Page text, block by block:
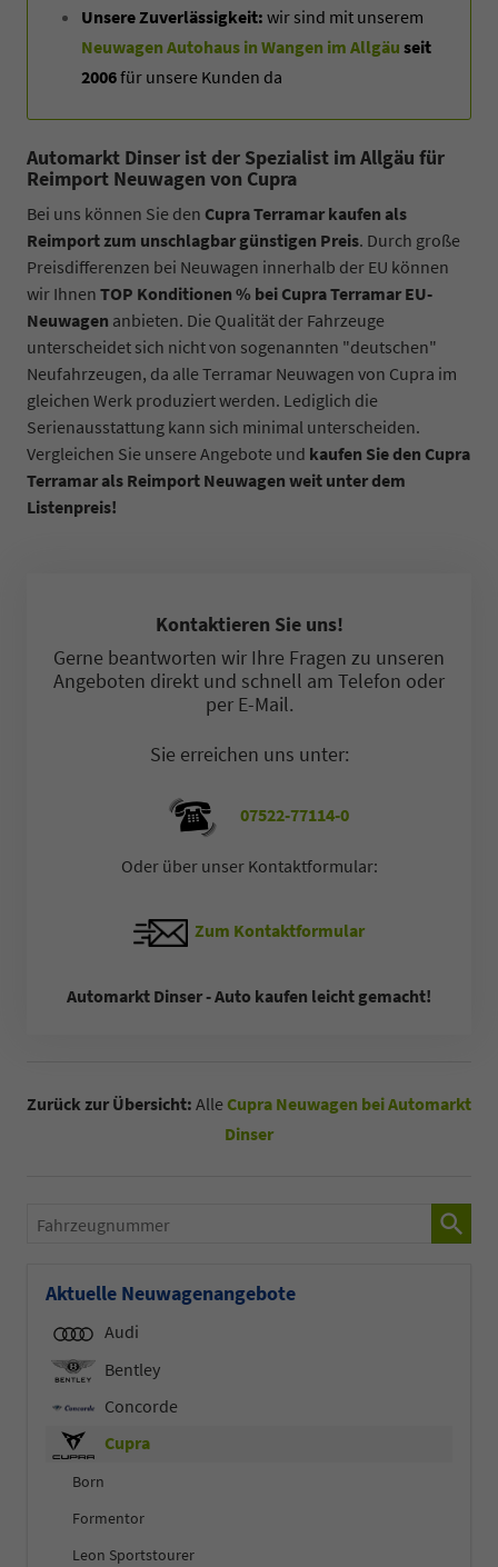
Unsere Zuverlässigkeit: wir sind mit unserem
Neuwagen Autohaus in Wangen im Allgäu seit
2006für unsere Kunden da
Automarkt Dinser ist der Spezialist im Allgäu für
Reimport Neuwagen von Cupra
Bei uns können Sie den Cupra Terramar kaufen als
Reimport zum unschlagbar günstigen Preis. Durch große
Preisdifferenzen bei Neuwagen innerhalb der EU können
wir Ihnen TOP Konditionen % bei Cupra Terramar EU-
Neuwagen anbieten. Die Qualität der Fahrzeuge
unterscheidet sich nicht von sogenannten "deutschen"
Neufahrzeugen, da alle Terramar Neuwagen von Cupra im
gleichen Werk produziert werden. Lediglich die
Serienausstattung kann sich minimal unterscheiden.
Vergleichen Sie unsere Angebote und kaufen Sie den Cupra
Terramar als Reimport Neuwagen weit unter dem
Listenpreis!
Kontaktieren Sie uns!
Gerne beantworten wir Ihre Fragen zu unseren
Angeboten direkt und schnell am Telefon oder
per E-Mail.
Sie erreichen uns unter:
07522-77114-0
Oder über unser Kontaktformular:
Zum Kontaktformular
Automarkt Dinser - Auto kaufen leicht gemacht!
Zurück zur Übersicht: AlleCupra Neuwagen bei Automarkt
Dinser
Fahrzeugnummer
Aktuelle Neuwagenangebote
Audi
Bentley
Concorde
Cupra
Born
Formentor
Leon Sportstourer